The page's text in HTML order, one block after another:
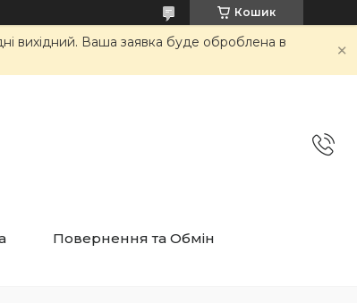
Кошик
вихідний. Ваша заявка буде оброблена в
Повернення та Обмін